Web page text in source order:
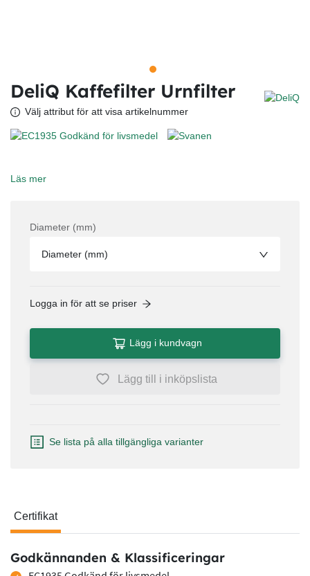
DeliQ Kaffefilter Urnfilter
Välj attribut för att visa artikelnummer
Läs mer
Diameter (mm)
Diameter (mm)
Logga in för att se priser
Lägg i kundvagn
Lägg till i inköpslista
Se lista på alla tillgängliga varianter
Certifikat
Certifikat
Godkännanden & Klassificeringar